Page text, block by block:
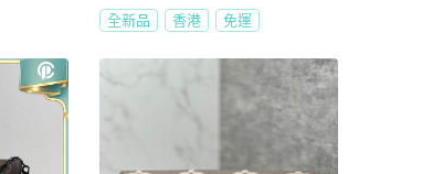
全新品 香港 免運